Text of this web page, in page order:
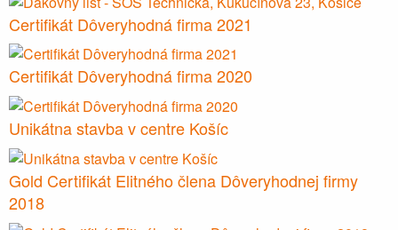
Certifikát Dôveryhodná firma 2021
Certifikát Dôveryhodná firma 2020
Unikátna stavba v centre Košíc
Gold Certifikát Elitného člena Dôveryhodnej firmy
2018